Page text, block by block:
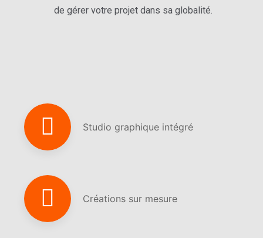
de gérer votre projet dans sa globalité.
Studio graphique intégré
Créations sur mesure